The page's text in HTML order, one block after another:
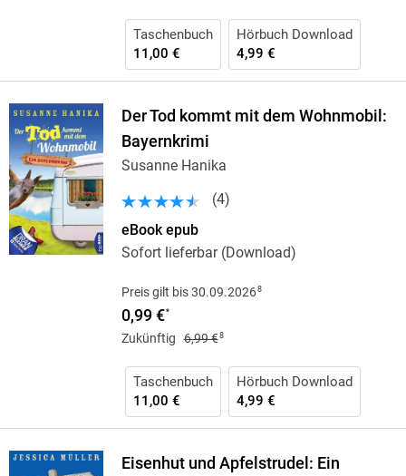
Taschenbuch
11,00 €
Hörbuch Download
4,99 €
Der Tod kommt mit dem Wohnmobil:
Bayernkrimi
Susanne Hanika
(4)
eBook epub
Sofort lieferbar (Download)
Preis gilt bis 30.09.20268
0,99 €*
Zukünftig 6,99 €8
Taschenbuch
11,00 €
Hörbuch Download
4,99 €
Eisenhut und Apfelstrudel: Ein